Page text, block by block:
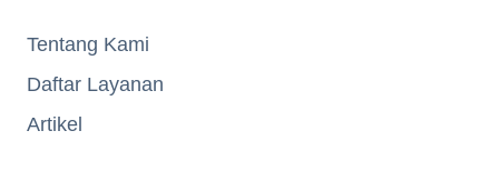
Tentang Kami
Daftar Layanan
Artikel